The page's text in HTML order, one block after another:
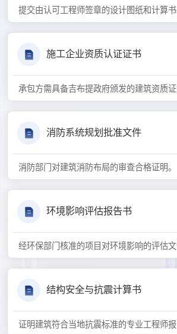
提交由认可工程师签章的设计图纸和计算书
施工企业资质认证证书
承包方需具备吉布提政府颁发的建筑资质证
消防系统规划批准文件
消防部门对建筑消防布局的审查合格证明。
环境影响评估报告书
经环保部门核准的项目对环境影响的评估文
结构安全与抗震计算书
证明建筑符合当地抗震标准的专业工程师报